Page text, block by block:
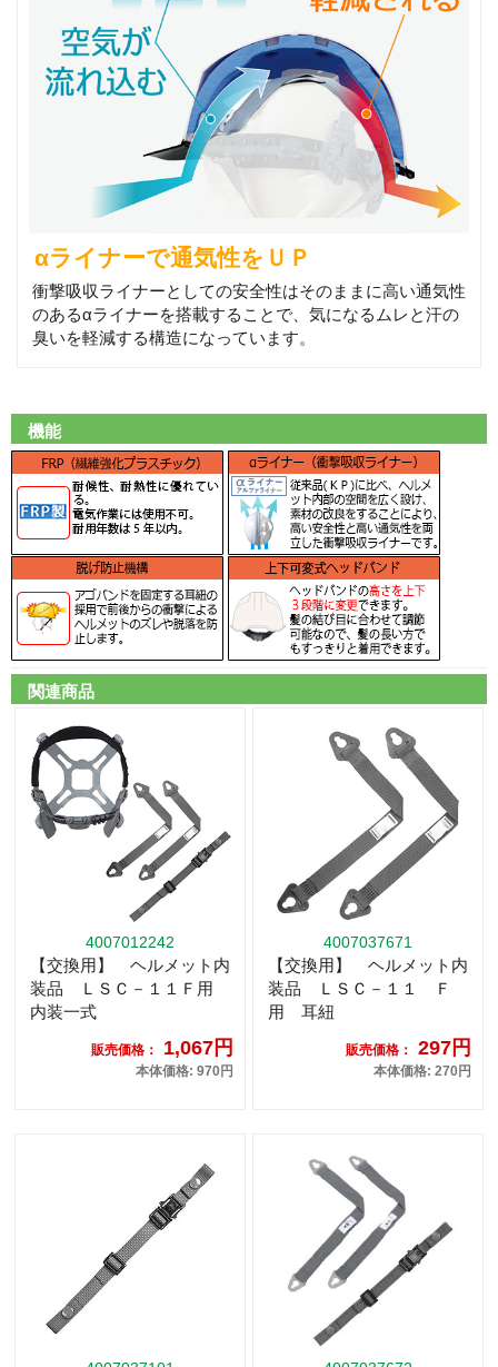
αライナーで通気性をＵＰ
衝撃吸収ライナーとしての安全性はそのままに高い通気性
のあるαライナーを搭載することで、気になるムレと汗の
臭いを軽減する構造になっています。
機能
関連商品
4007012242
【交換用】 ヘルメット内
装品 ＬＳＣ－１１Ｆ用
内装一式
販売価格： 1,067円
本体価格: 970円
4007037671
【交換用】 ヘルメット内
装品 ＬＳＣ－１１ Ｆ
用 耳紐
販売価格： 297円
本体価格: 270円